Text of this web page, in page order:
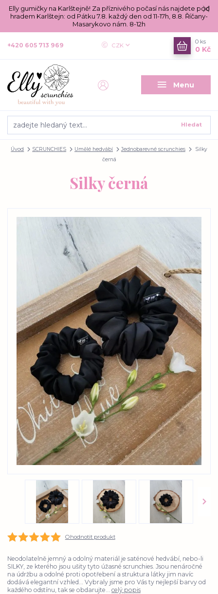
Elly gumičky na Karlštejně! Za příznivého počasí nás najdete pod
hradem Karlštejn: od Pátku 7.8. každý den od 11-17h, 8.8. Říčany-
Masarykovo nám. 8-12h
Menu
CZK
Hledat
+420 605 713 969
0 ks
0 Kč
Úvod SCRUNCHIES Umělé hedvábí Jednobarevné scrunchies
Silky
černá
Silky černá
Ohodnotit produkt
Neodolatelně jemný a odolný materiál je saténové hedvábí, nebo-li
SILKY, ze kterého jsou ušity tyto úžasné scrunchies. Jsou nenáročné
na údržbu a odolné proti opotřebení a struktura látky jim navíc
dodává elegantní vzhled... Vybraly jsme pro Vás ty nejlepší barvy od
každého odstínu, tak se obdarujte... celý popis